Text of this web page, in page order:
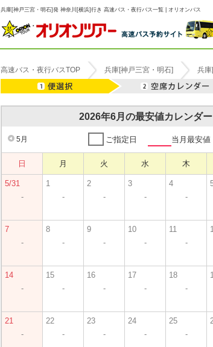
兵庫[神戸三宮・明石]発 神奈川[横浜]行き 高速バス・夜行バス一覧 | オリオンバス
高速バス・夜行バスTOP 兵庫[神戸三宮・明石] 兵
2026年6月の最安値カレンダー
5月 ご指定日 当月最安値
日 月 火 水 木
5/31
-
1
-
2
-
3
-
4
-
7
-
8
-
9
-
10
-
11
-
14
-
15
-
16
-
17
-
18
-
21
-
22
-
23
-
24
-
25
-